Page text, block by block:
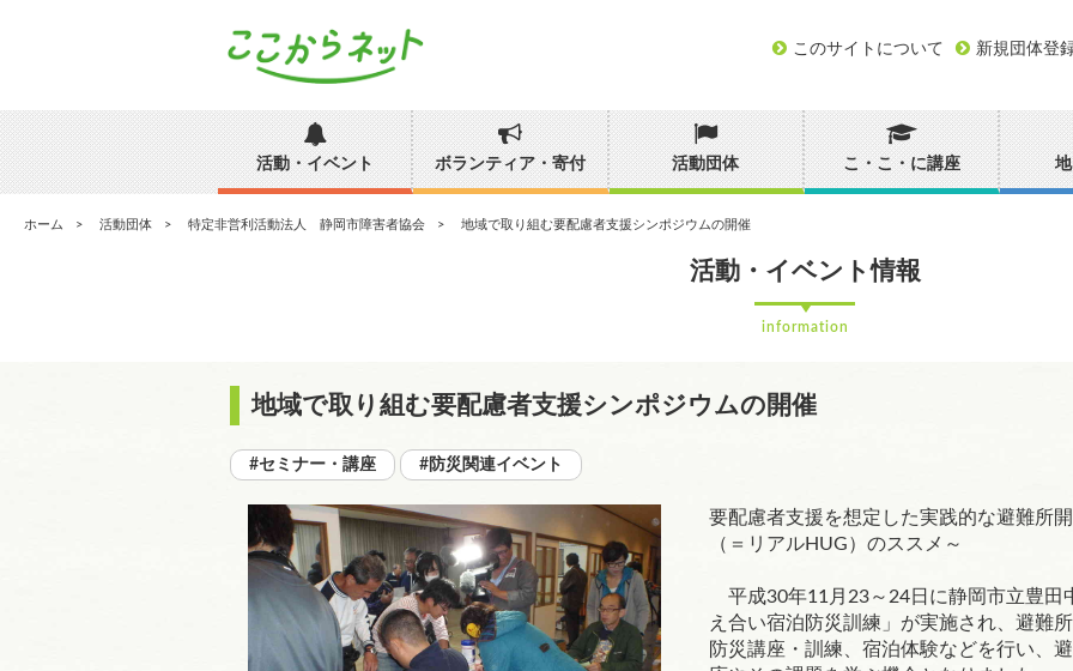
このサイトについて 新規団体登
活動・イベント ボランティア・寄付 活動団体 こ・こ・に講座
ホーム 活動団体 特定非営利活動法人 静岡市障害者協会 地域で取り組む要配慮者支援シンポジウムの開催
活動・イベント情報
information
地域で取り組む要配慮者支援シンポジウムの開催
#セミナー・講座 #防災関連イベント
要配慮者支援を想定した実践的な避難所
（＝リアルHUG）のススメ～
平成30年11月23～24日に静岡市立豊田
え合い宿泊防災訓練」が実施され、避難
防災講座・訓練、宿泊体験などを行い、